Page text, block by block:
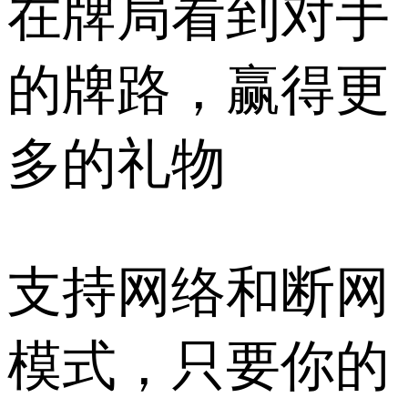
在牌局看到对手
的牌路，赢得更
多的礼物
支持网络和断网
模式，只要你的